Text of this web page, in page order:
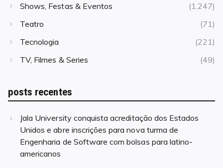
Shows, Festas & Eventos
(1.247)
Teatro
(71)
Tecnologia
(221)
TV, Filmes & Series
(49)
posts recentes
Jala University conquista acreditação dos Estados
Unidos e abre inscrições para nova turma de
Engenharia de Software com bolsas para latino-
americanos